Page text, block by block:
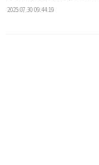
2025.07.30 09:44:19